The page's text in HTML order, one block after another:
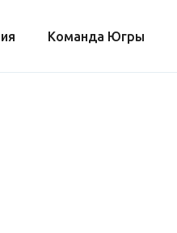
Команда Югры